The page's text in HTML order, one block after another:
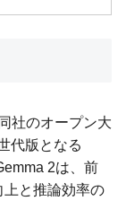
社のオープン大
代版となる
2は、前
上と推論効率の